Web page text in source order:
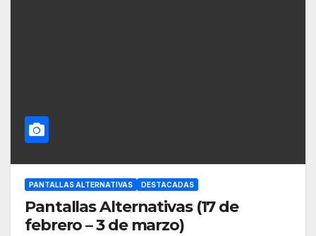
PANTALLAS ALTERNATIVAS DESTACADAS
Pantallas Alternativas (17 de
febrero – 3 de marzo)